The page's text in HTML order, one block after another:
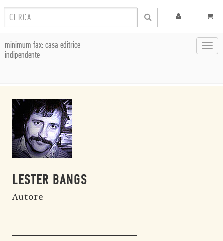
minimum fax: casa editrice
indipendente
LESTER BANGS
Autore